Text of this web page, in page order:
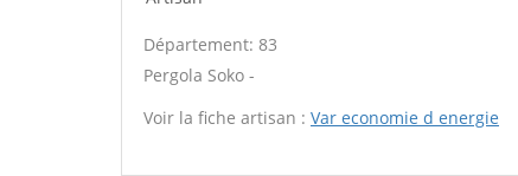
Département: 83
Pergola Soko -
Voir la fiche artisan : Var economie d energie